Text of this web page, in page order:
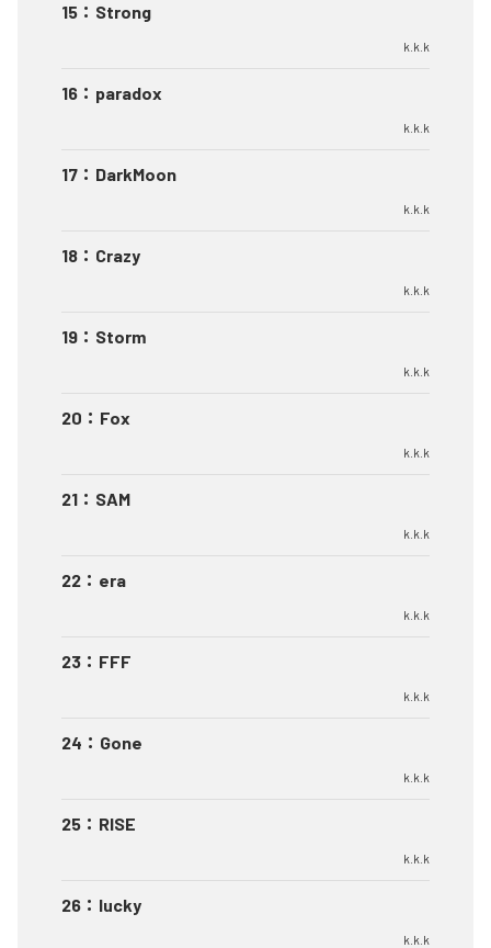
15 ： Strong
k.k.k
16 ： paradox
k.k.k
17 ： DarkMoon
k.k.k
18 ： Crazy
k.k.k
19 ： Storm
k.k.k
20 ： Fox
k.k.k
21 ： SAM
k.k.k
22 ： era
k.k.k
23 ： FFF
k.k.k
24 ： Gone
k.k.k
25 ： RISE
k.k.k
26 ： lucky
k.k.k